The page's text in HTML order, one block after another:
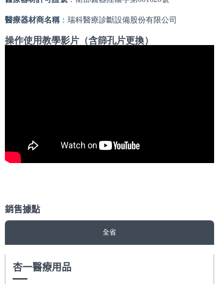
醫療器材商名稱 ：瑞科醫療診斷設備股份有限公司
操作使用教學影片（含篩孔片更換）
銷售據點
全省
杏一醫療用品